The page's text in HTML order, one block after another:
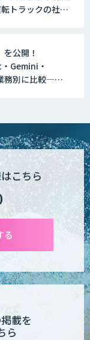
トラックの社会
を公開！
Gemini・
務別に比較―自
こちら
る
載を
ら